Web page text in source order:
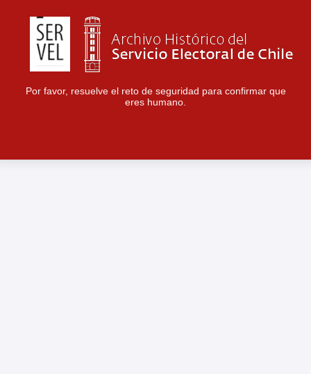
Por favor, resuelve el reto de seguridad para confirmar que
eres humano.